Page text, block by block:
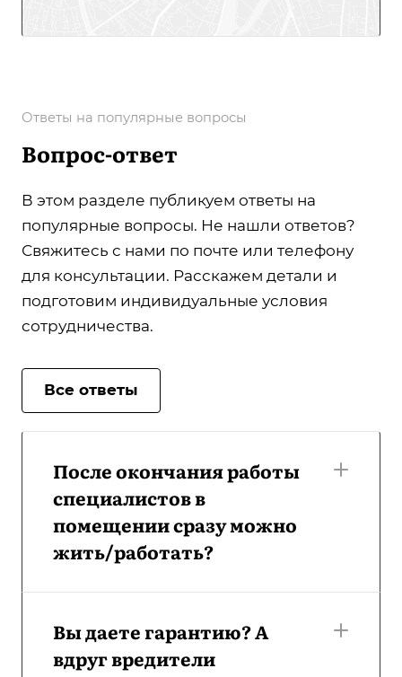
Ответы на популярные вопросы
Вопрос-ответ
В этом разделе публикуем ответы на
популярные вопросы. Не нашли ответов?
Свяжитесь с нами по почте или телефону
для консультации. Расскажем детали и
подготовим индивидуальные условия
сотрудничества.
Все ответы
После окончания работы
специалистов в
помещении сразу можно
жить/работать?
Вы даете гарантию? А
вдруг вредители